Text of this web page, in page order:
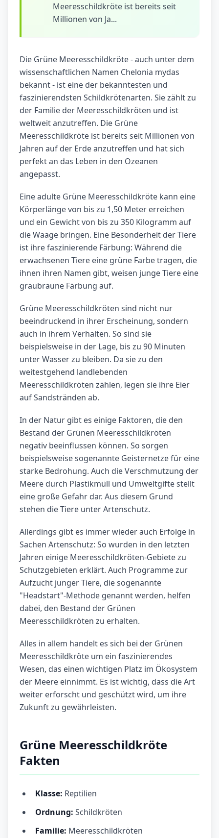
Meeresschildkröte ist bereits seit
Millionen von Ja...
Die Grüne Meeresschildkröte - auch unter dem
wissenschaftlichen Namen Chelonia mydas
bekannt - ist eine der bekanntesten und
faszinierendsten Schildkrötenarten. Sie zählt zu
der Familie der Meeresschildkröten und ist
weltweit anzutreffen. Die Grüne
Meeresschildkröte ist bereits seit Millionen von
Jahren auf der Erde anzutreffen und hat sich
perfekt an das Leben in den Ozeanen
angepasst.
Eine adulte Grüne Meeresschildkröte kann eine
Körperlänge von bis zu 1,50 Meter erreichen
und ein Gewicht von bis zu 350 Kilogramm auf
die Waage bringen. Eine Besonderheit der Tiere
ist ihre faszinierende Färbung: Während die
erwachsenen Tiere eine grüne Farbe tragen, die
ihnen ihren Namen gibt, weisen junge Tiere eine
graubraune Färbung auf.
Grüne Meeresschildkröten sind nicht nur
beeindruckend in ihrer Erscheinung, sondern
auch in ihrem Verhalten. So sind sie
beispielsweise in der Lage, bis zu 90 Minuten
unter Wasser zu bleiben. Da sie zu den
weitestgehend landlebenden
Meeresschildkröten zählen, legen sie ihre Eier
auf Sandstränden ab.
In der Natur gibt es einige Faktoren, die den
Bestand der Grünen Meeresschildkröten
negativ beeinflussen können. So sorgen
beispielsweise sogenannte Geisternetze für eine
starke Bedrohung. Auch die Verschmutzung der
Meere durch Plastikmüll und Umweltgifte stellt
eine große Gefahr dar. Aus diesem Grund
stehen die Tiere unter Artenschutz.
Allerdings gibt es immer wieder auch Erfolge in
Sachen Artenschutz: So wurden in den letzten
Jahren einige Meeresschildkröten-Gebiete zu
Schutzgebieten erklärt. Auch Programme zur
Aufzucht junger Tiere, die sogenannte
"Headstart"-Methode genannt werden, helfen
dabei, den Bestand der Grünen
Meeresschildkröten zu erhalten.
Alles in allem handelt es sich bei der Grünen
Meeresschildkröte um ein faszinierendes
Wesen, das einen wichtigen Platz im Ökosystem
der Meere einnimmt. Es ist wichtig, dass die Art
weiter erforscht und geschützt wird, um ihre
Zukunft zu gewährleisten.
Grüne Meeresschildkröte
Fakten
Klasse: Reptilien
Ordnung: Schildkröten
Familie: Meeresschildkröten